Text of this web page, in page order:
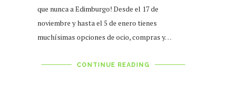
que nunca a Edimburgo! Desde el 17 de
noviembre y hasta el 5 de enero tienes
muchísimas opciones de ocio, compras y…
CONTINUE READING